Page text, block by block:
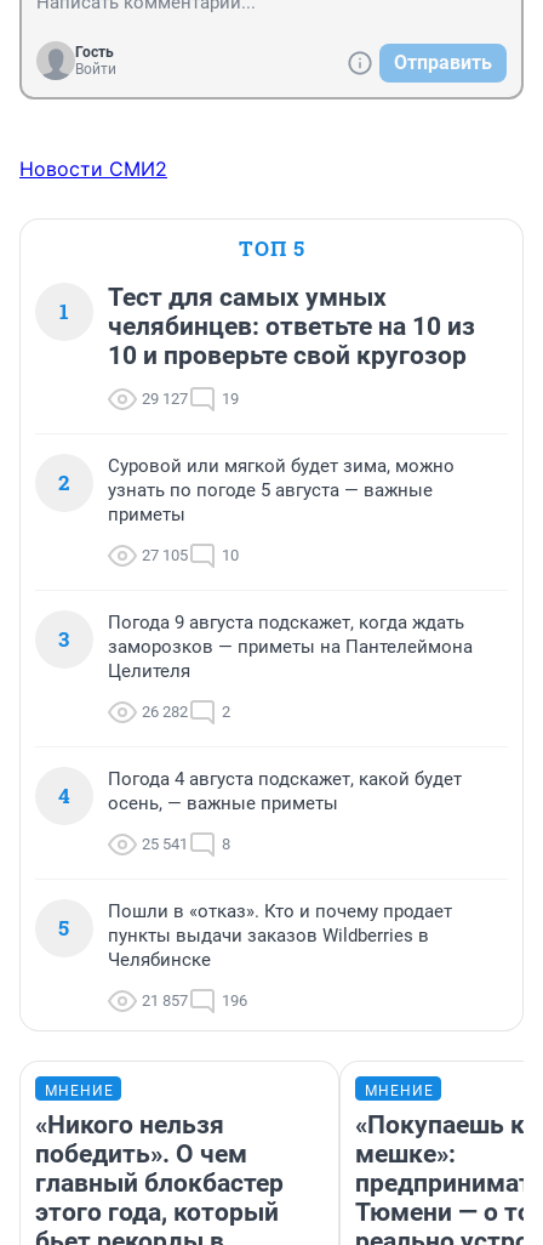
Гость
Войти
Отправить
Новости СМИ2
ТОП 5
1
Тест для самых умных
челябинцев: ответьте на 10 из
10 и проверьте свой кругозор
29 127 19
2
Суровой или мягкой будет зима, можно
узнать по погоде 5 августа — важные
приметы
27 105 10
3
Погода 9 августа подскажет, когда ждать
заморозков — приметы на Пантелеймона
Целителя
26 282 2
4
Погода 4 августа подскажет, какой будет
осень, — важные приметы
25 541 8
5
Пошли в «отказ». Кто и почему продает
пункты выдачи заказов Wildberries в
Челябинске
21 857 196
МНЕНИЕ
«Никого нельзя
победить». О чем
главный блокбастер
этого года, который
МНЕНИЕ
«Покупаешь
мешке»:
Тюмени — о